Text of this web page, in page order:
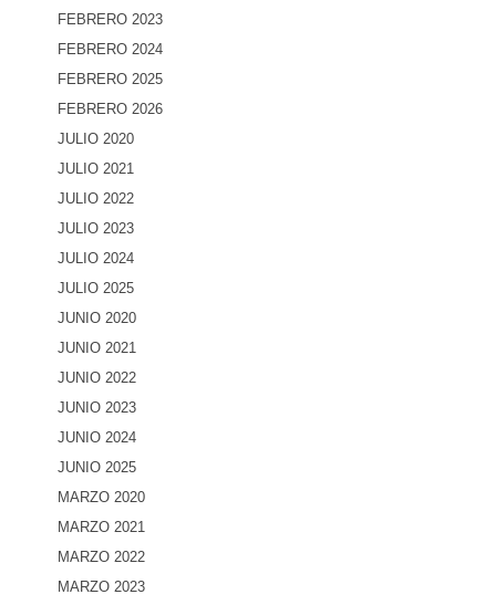
FEBRERO 2023
FEBRERO 2024
FEBRERO 2025
FEBRERO 2026
JULIO 2020
JULIO 2021
JULIO 2022
JULIO 2023
JULIO 2024
JULIO 2025
JUNIO 2020
JUNIO 2021
JUNIO 2022
JUNIO 2023
JUNIO 2024
JUNIO 2025
MARZO 2020
MARZO 2021
MARZO 2022
MARZO 2023